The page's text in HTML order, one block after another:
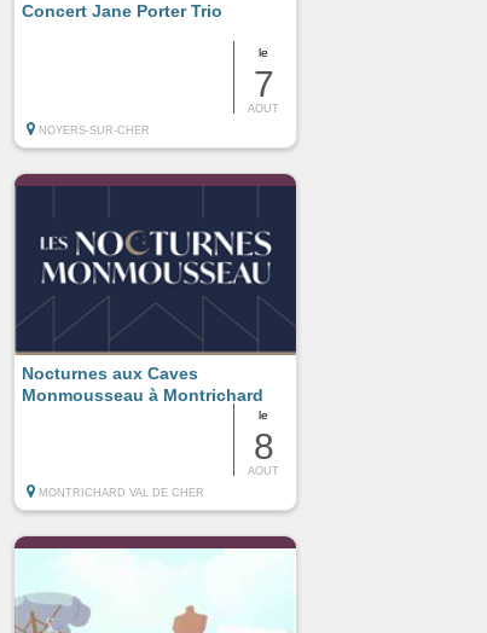
le
7
AOUT
Concert Jane Porter Trio
NOYERS-SUR-CHER
le
8
AOUT
Nocturnes aux Caves
Monmousseau à Montrichard
MONTRICHARD VAL DE CHER